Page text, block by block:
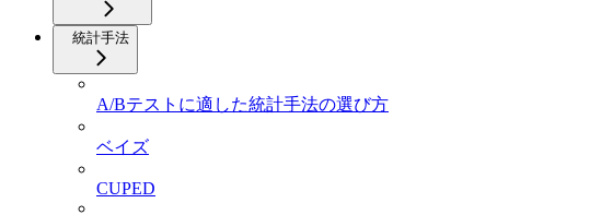
統計手法
A/Bテストに適した統計手法の選び方
ベイズ
CUPED